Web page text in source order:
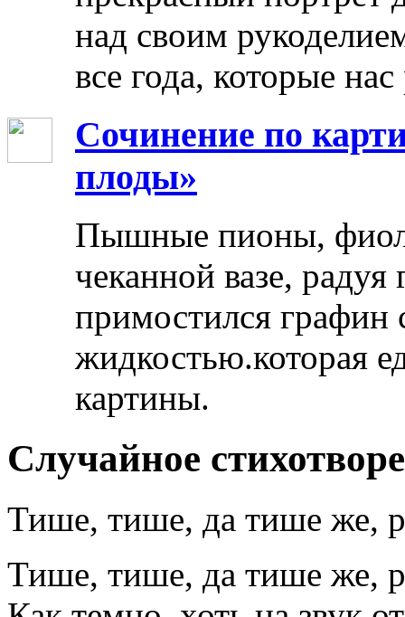
над своим
все года, которые
Сочинение по
плоды»
Пышные пионы,
чеканной вазе,
примостился графин
жидкостью.которая
картины.
Случайное
Тише, тише, да тише же,
Тише, тише, да тише же,